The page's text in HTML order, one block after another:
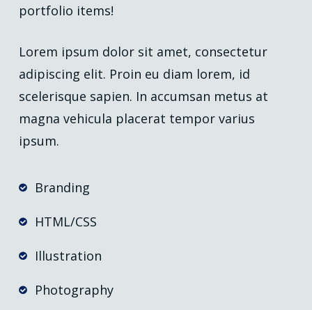
portfolio items!
Lorem ipsum dolor sit amet, consectetur
adipiscing elit. Proin eu diam lorem, id
scelerisque sapien. In accumsan metus at
magna vehicula placerat tempor varius
ipsum.
Branding
HTML/CSS
Illustration
Photography